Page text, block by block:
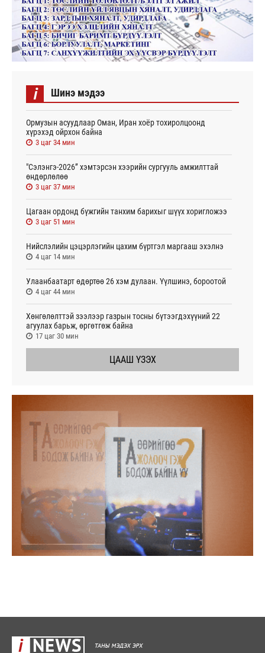
i Шинэ мэдээ
Ормузын асуудлаар Оман, Иран хоёр тохиролцоонд
хүрэхэд ойрхон байна
3 цаг 34 мин
"Сэлэнгэ-2026” хэмтэрсэн хээрийн сургууль амжилттай
өндөрлөлөө
3 цаг 37 мин
Цагаан ордонд бүжгийн танхим барихыг шүүх хоригложээ
3 цаг 51 мин
Нийслэлийн цэцэрлэгийн цахим бүртгэл маргааш эхэлнэ
4 цаг 14 мин
Улаанбаатарт өдөртөө 26 хэм дулаан. Үүлшинэ, бороотой
4 цаг 44 мин
Хөнгөлөлттэй зээлээр газрын тосны бүтээгдэхүүний 22
агуулах барьж, өргөтгөж байна
17 цаг 30 мин
ЦААШ ҮЗЭХ